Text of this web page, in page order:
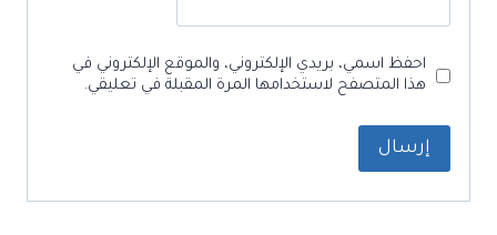
احفظ اسمي، بريدي الإلكتروني، والموقع الإلكتروني في
هذا المتصفح لاستخدامها المرة المقبلة في تعليقي.